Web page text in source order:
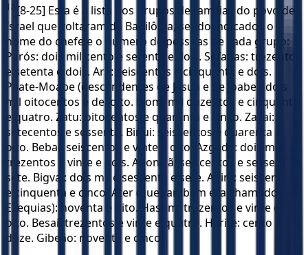
18 [8-25] Esta é a lista dos grupos de famílias do povo de
Israel que voltaram da Babilônia, sendo indicados o
nome do chefe e o número de pessoas de cada grupo:
Parós: dois mil cento e setenta e dois. Sefatias: trezentos
e setenta e dois. Ará: seiscentos e cinquenta e dois.
Paate-Moabe (descendentes de Jesua e de Joabe): dois
mil oitocentos e dezoito. Elom: mil duzentos e cinquenta
e quatro. Zatu: oitocentos e quarenta e cinco. Zacai:
setecentos e sessenta. Binui: seiscentos e quarenta e
oito. Bebai: seiscentos e vinte e oito. Azgade: dois mil
trezentos e vinte e dois. Adonicã: seiscentos e sessenta e
sete. Bigvai: dois mil e sessenta e sete. Adim: seiscentos
e cinquenta e cinco. Ater (que também era chamado de
Ezequias): noventa e oito. Hasum: trezentos e vinte e
oito. Besai: trezentos e vinte e quatro. Harife: cento e
doze. Gibeão: noventa e cinco.